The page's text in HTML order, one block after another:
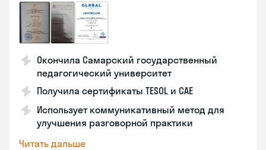
Окончила Самарский государственный
педагогический университет
Получила сертификаты TESOL и CAE
Использует коммуникативный метод для
улучшения разговорной практики
Читать дальше